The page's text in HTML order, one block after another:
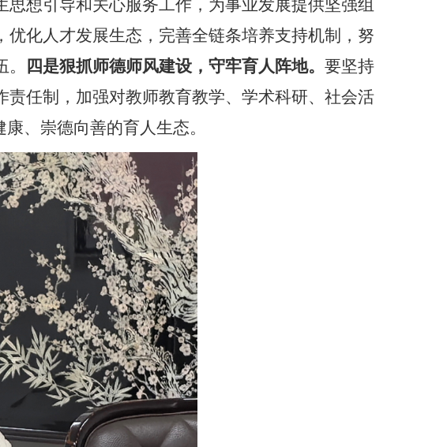
想引导和关心服务工作，为事业发展提供坚强组
优化人才发展生态，完善全链条培养支持机制，努
。 四是狠抓师德师风建设，守牢育人阵地。 要坚持
任制，加强对教师教育教学、学术科研、社会活
、崇德向善的育人生态。